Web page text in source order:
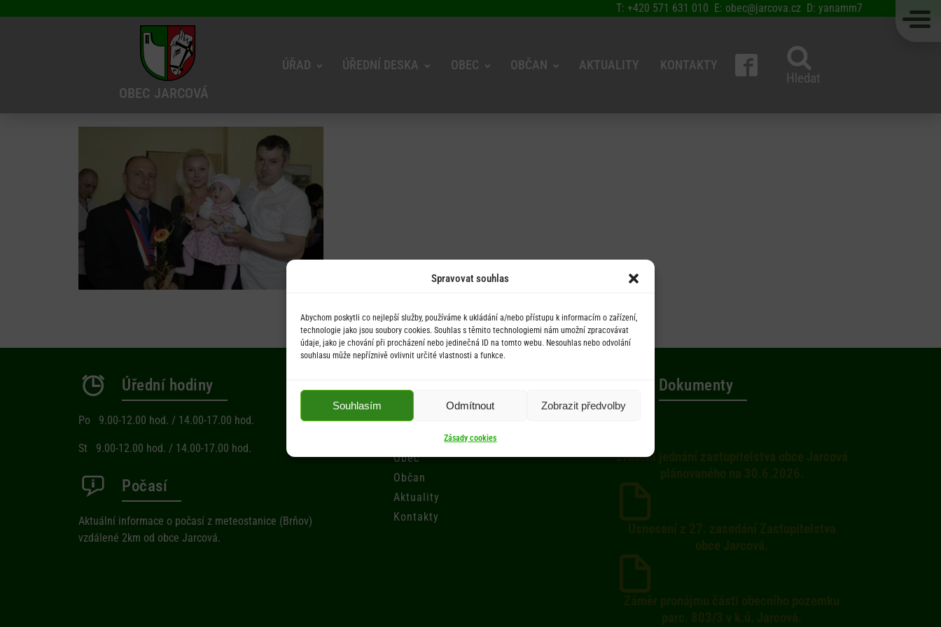
Spravovat souhlas
Abychom poskytli co nejlepší služby, používáme k ukládání a/nebo přístupu k informacím o zařízení,
technologie jako jsou soubory cookies. Souhlas s těmito technologiemi nám umožní zpracovávat
údaje, jako je chování při procházení nebo jedinečná ID na tomto webu. Nesouhlas nebo odvolání
souhlasu může nepříznivě ovlivnit určité vlastnosti a funkce.
Souhlasím Odmítnout Zobrazit předvolby
Zásady cookies
T: +420 571 631 010 E: obec@jarcova.cz D: yanamm7
OBEC JARCOVÁ
ÚŘAD ÚŘEDNÍ DESKA OBEC OBČAN AKTUALITY KONTAKTY
Hledat
Úřední hodiny
Po 9.00-12.00 hod. / 14.00-17.00 hod.
St 9.00-12.00 hod. / 14.00-17.00 hod.
Počasí
Aktuální informace o počasí z meteostanice (Brňov)
vzdálené 2km od obce Jarcová.
Menu
Úřad
Úřední deska
Obec
Občan
Aktuality
Kontakty
Dokumenty
Zrušení jednání zastupitelstva obce Jarcová